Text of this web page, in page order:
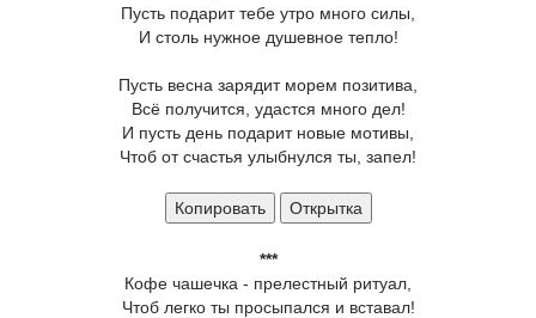
Пусть подарит тебе утро много силы,
И столь нужное душевное тепло!
Пусть весна зарядит морем позитива,
Всё получится, удастся много дел!
И пусть день подарит новые мотивы,
Чтоб от счастья улыбнулся ты, запел!
Копировать Открытка
***
Кофе чашечка - прелестный ритуал,
Чтоб легко ты просыпался и вставал!